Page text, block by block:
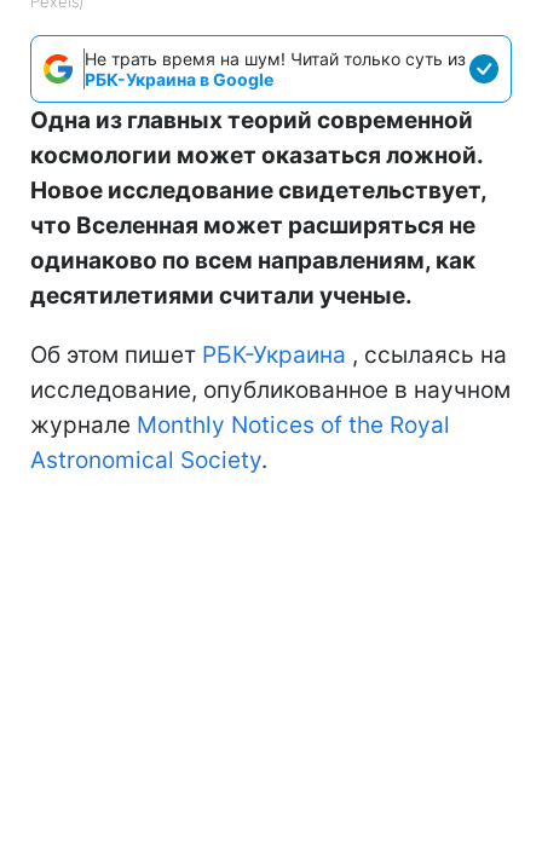
Не трать время на шум! Читай только суть из
РБК-Украина в Google
Одна из главных теорий современной
космологии может оказаться ложной.
Новое исследование свидетельствует,
что Вселенная может расширяться не
одинаково по всем направлениям, как
десятилетиями считали ученые.
Об этом пишет РБК-Украина , ссылаясь на
исследование, опубликованное в научном
журнале Monthly Notices of the Royal
Astronomical Society.